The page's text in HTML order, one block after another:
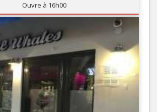
Ouvre à 16h00